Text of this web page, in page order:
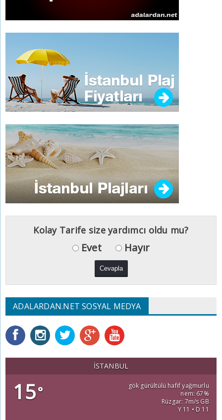
Kolay Tarife size yardımcı oldu mu?
Evet Hayır
ADALARDAN.NET SOSYAL MEDYA
İSTANBUL
15°
gök gürültülü hafif yağmurlu
nem: 67%
Rüzgar: 7m/s GB
Y 11 • D 11